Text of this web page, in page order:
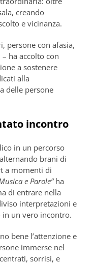
creando
e vicinanza.
persone con afasia,
ha accolto con
a sostenere
alla
delle persone
incontro
in un percorso
brani di
a momenti di
e Parole”ha
di entrare nella
interpretazioni e
un vero incontro.
bene l’attenzione e
immerse nel
sorrisi, e